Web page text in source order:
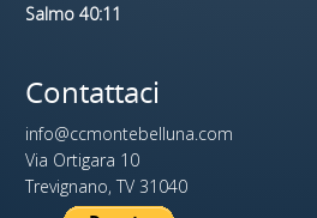
Salmo 40:11
Contattaci
info@ccmontebelluna.com
Via Ortigara 10
Trevignano, TV 31040